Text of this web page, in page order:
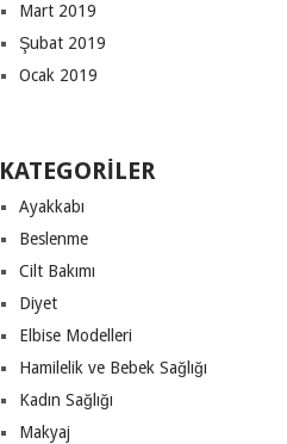
Mart 2019
Şubat 2019
Ocak 2019
KATEGORILER
Ayakkabı
Beslenme
Cilt Bakımı
Diyet
Elbise Modelleri
Hamilelik ve Bebek Sağlığı
Kadın Sağlığı
Makyaj